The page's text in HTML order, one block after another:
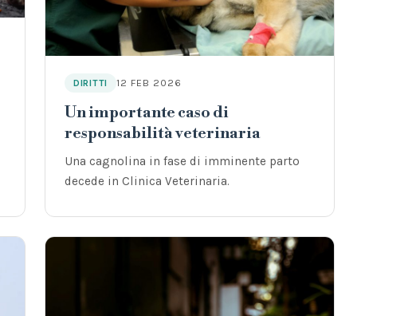
DIRITTI 12 FEB 2026
Un importante caso di
responsabilità veterinaria
Una cagnolina in fase di imminente parto
decede in Clinica Veterinaria.